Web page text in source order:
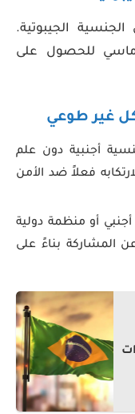
الجيبوتية.
للحصول على
غير طوعي
أجنبية دون علم
فعلاً ضد الأمن
أو منظمة دولية
المشاركة بناءً على